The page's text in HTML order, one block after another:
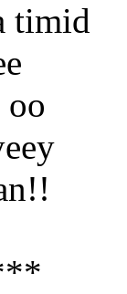
timid
oo